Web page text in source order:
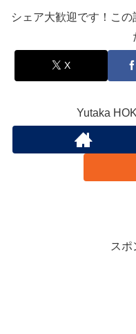
シェア大歓迎です！こ
X
Yutaka
スポ